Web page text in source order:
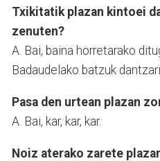
Txikitatik plazan kintoei
zenuten?
A. Bai, baina horretarako
Badaudelako batzuk
Pasa den urtean plazan
A. Bai, kar, kar, kar.
Noiz aterako zarete